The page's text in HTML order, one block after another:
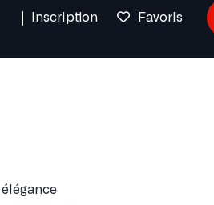
Inscription Favoris